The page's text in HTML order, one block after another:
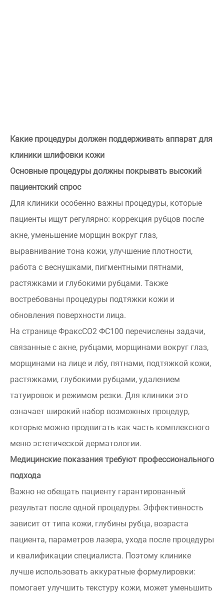
Какие процедуры должен поддерживать аппарат для
клиники шлифовки кожи
Основные процедуры должны покрывать высокий
пациентский спрос
Для клиники особенно важны процедуры, которые
пациенты ищут регулярно: коррекция рубцов после
акне, уменьшение морщин вокруг глаз,
выравнивание тона кожи, улучшение плотности,
работа с веснушками, пигментными пятнами,
растяжками и глубокими рубцами. Также
востребованы процедуры подтяжки кожи и
обновления поверхности лица.
На странице ФраксСО2 ФС100 перечислены задачи,
связанные с акне, рубцами, морщинами вокруг глаз,
морщинами на лице и лбу, пятнами, подтяжкой кожи,
растяжками, глубокими рубцами, удалением
татуировок и режимом резки. Для клиники это
означает широкий набор возможных процедур,
которые можно продвигать как часть комплексного
меню эстетической дерматологии.
Медицинские показания требуют профессионального
подхода
Важно не обещать пациенту гарантированный
результат после одной процедуры. Эффективность
зависит от типа кожи, глубины рубца, возраста
пациента, параметров лазера, ухода после процедуры
и квалификации специалиста. Поэтому клинике
лучше использовать аккуратные формулировки:
помогает улучшить текстуру кожи, может уменьшить